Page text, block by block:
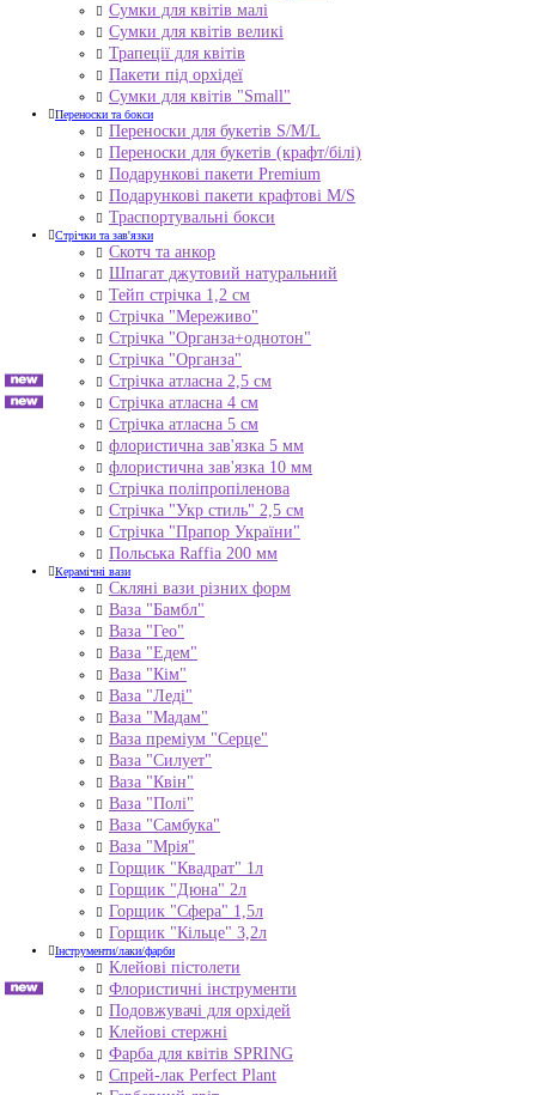
Сумки для квітів малі
Сумки для квітів великі
Трапеції для квітів
Пакети під орхідеї
Сумки для квітів "Small"
Переноски та бокси
Переноски для букетів S/M/L
Переноски для букетів (крафт/білі)
Подарункові пакети Premium
Подарункові пакети крафтові M/S
Траспортувальні бокси
Стрічки та зав'язки
Скотч та анкор
Шпагат джутовий натуральний
Тейп стрічка 1,2 см
Стрічка "Мереживо"
Стрічка "Органза+однотон"
Стрічка "Органза"
Стрічка атласна 2,5 см
Стрічка атласна 4 см
Стрічка атласна 5 см
флористична зав'язка 5 мм
флористична зав'язка 10 мм
Стрічка поліпропіленова
Стрічка "Укр стиль" 2,5 см
Стрічка "Прапор України"
Польська Raffia 200 мм
Керамічні вази
Скляні вази різних форм
Ваза "Бамбл"
Ваза "Гео"
Ваза "Едем"
Ваза "Кім"
Ваза "Леді"
Ваза "Мадам"
Ваза преміум "Серце"
Ваза "Силует"
Ваза "Квін"
Ваза "Полі"
Ваза "Самбука"
Ваза "Мрія"
Горщик "Квадрат" 1л
Горщик "Дюна" 2л
Горщик "Сфера" 1,5л
Горщик "Кільце" 3,2л
Інструменти/лаки/фарби
Клейові пістолети
Флористичні інструменти
Подовжувачі для орхідей
Клейові стержні
Фарба для квітів SPRING
Спрей-лак Perfect Plant